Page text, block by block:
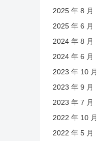
2025 年 8 月
2025 年 6 月
2024 年 8 月
2024 年 6 月
2023 年 10 月
2023 年 9 月
2023 年 7 月
2022 年 10 月
2022 年 5 月